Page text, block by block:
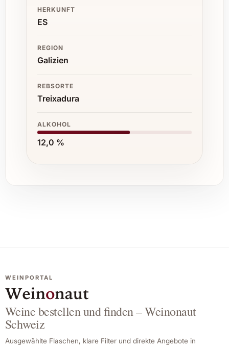
HERKUNFT
ES
REGION
Galizien
REBSORTE
Treixadura
ALKOHOL
12,0 %
WEINPORTAL
Weine bestellen und finden – Weinonaut
Schweiz
Ausgewählte Flaschen, klare Filter und direkte Angebote in